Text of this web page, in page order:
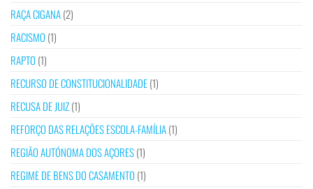
RAÇA CIGANA(2)
RACISMO (1)
RAPTO (1)
RECURSO DE CONSTITUCIONALIDADE(1)
RECUSA DE JUIZ(1)
REFORÇO DAS RELAÇÕES ESCOLA-FAMÍLIA(1)
REGIÃO AUTÓNOMA DOS AÇORES(1)
REGIME DE BENS DO CASAMENTO (1)